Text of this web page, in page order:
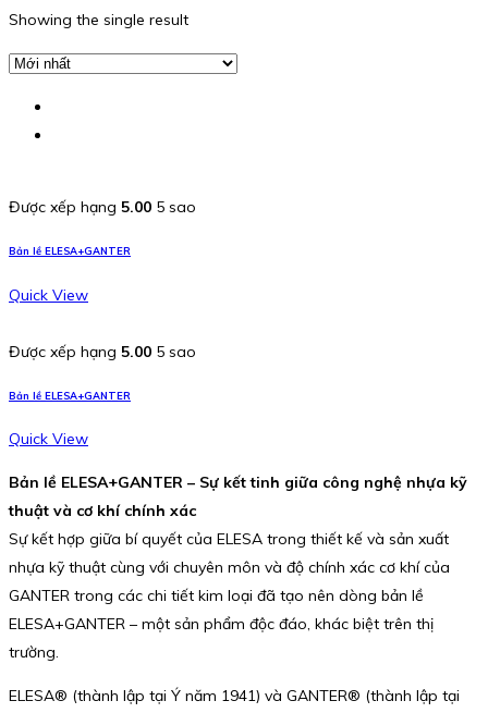
Showing the single result
Được xếp hạng 5.00 5 sao
Bản lề ELESA+GANTER
Quick View
Được xếp hạng 5.00 5 sao
Bản lề ELESA+GANTER
Quick View
Bản lề ELESA+GANTER – Sự kết tinh giữa công nghệ nhựa kỹ
thuật và cơ khí chính xác
Sự kết hợp giữa bí quyết của ELESA trong thiết kế và sản xuất
nhựa kỹ thuật cùng với chuyên môn và độ chính xác cơ khí của
GANTER trong các chi tiết kim loại đã tạo nên dòng bản lề
ELESA+GANTER – một sản phẩm độc đáo, khác biệt trên thị
trường.
ELESA® (thành lập tại Ý năm 1941) và GANTER® (thành lập tại